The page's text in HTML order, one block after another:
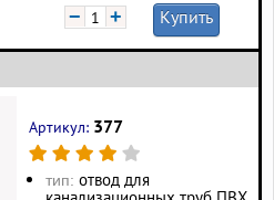
− + Купить
Артикул: 377
тип: отвод для